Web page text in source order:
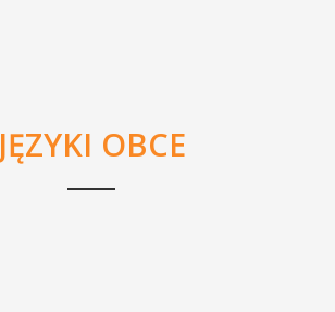
JĘZYKI OBCE